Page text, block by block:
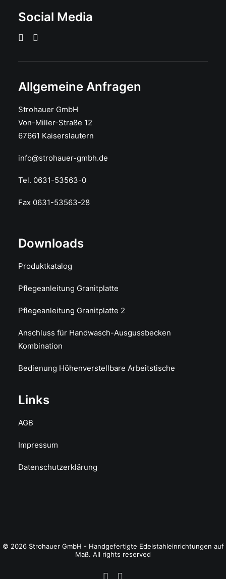
Social Media
Allgemeine Anfragen
Strohauer GmbH
Von-Miller-Straße 12
67661 Kaiserslautern
info@strohauer-gmbh.de
Tel. 0631-53563-0
Fax 0631-53563-28
Downloads
Produktkatalog
Pflegeanleitung Granitplatte
Pflegeanleitung Granitplatte 2
Anschluss für Handwasch-Ausgussbecken
Kombination
Bedienung Höhenverstellbare Arbeitstische
Links
AGB
Impressum
Datenschutzerklärung
© 2026 Strohauer GmbH - Handgefertigte Edelstahleinrichtungen auf
Maß. All rights reserved